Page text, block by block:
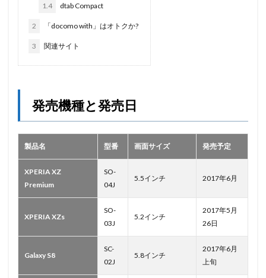
1.4 dtab Compact
2 「docomo with」はオトクか?
3 関連サイト
発売機種と発売日
製品名 型番 画面サイズ 発売予定
XPERIA XZ
Premium
SO-
04J
5.5インチ 2017年6月
XPERIA XZs
SO-
03J
5.2インチ
2017年5月
26日
Galaxy S8
SC-
02J
5.8インチ
2017年6月
上旬